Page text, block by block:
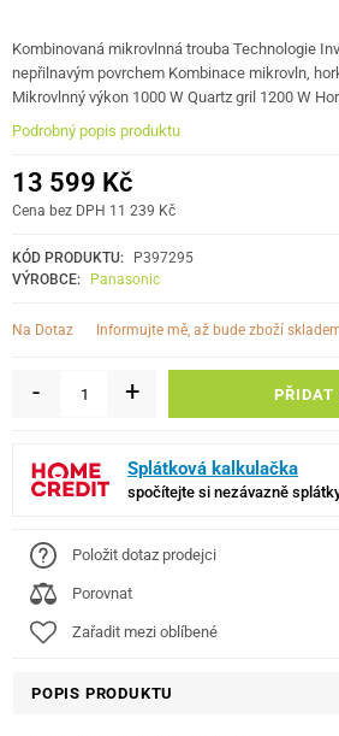
Kombinovaná mikrovlnná trouba Technologie
nepřilnavým povrchem Kombinace mikrovln,
Mikrovlnný výkon 1000 W Quartz gril 1200 W
Podrobný popis produktu
13 599 Kč
Cena bez DPH 11 239 Kč
KÓD PRODUKTU:
P397295
VÝROBCE:
Panasonic
Na Dotaz informujte mě, až bude zboží
- + PŘIDAT
Splátková kalkulačka
spočítejte si nezávazně
Položit dotaz prodejci
Porovnat
Zařadit mezi oblíbené
POPIS PRODUKTU